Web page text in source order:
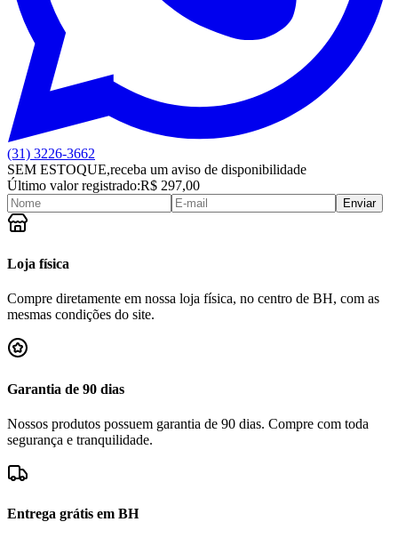
(31) 3226-3662
SEM ESTOQUE,receba um aviso de disponibilidade
Último valor registrado:R$ 297,00
Enviar
Loja física
Compre diretamente em nossa loja física, no centro de BH, com as
mesmas condições do site.
Garantia de 90 dias
Nossos produtos possuem garantia de 90 dias. Compre com toda
segurança e tranquilidade.
Entrega grátis em BH